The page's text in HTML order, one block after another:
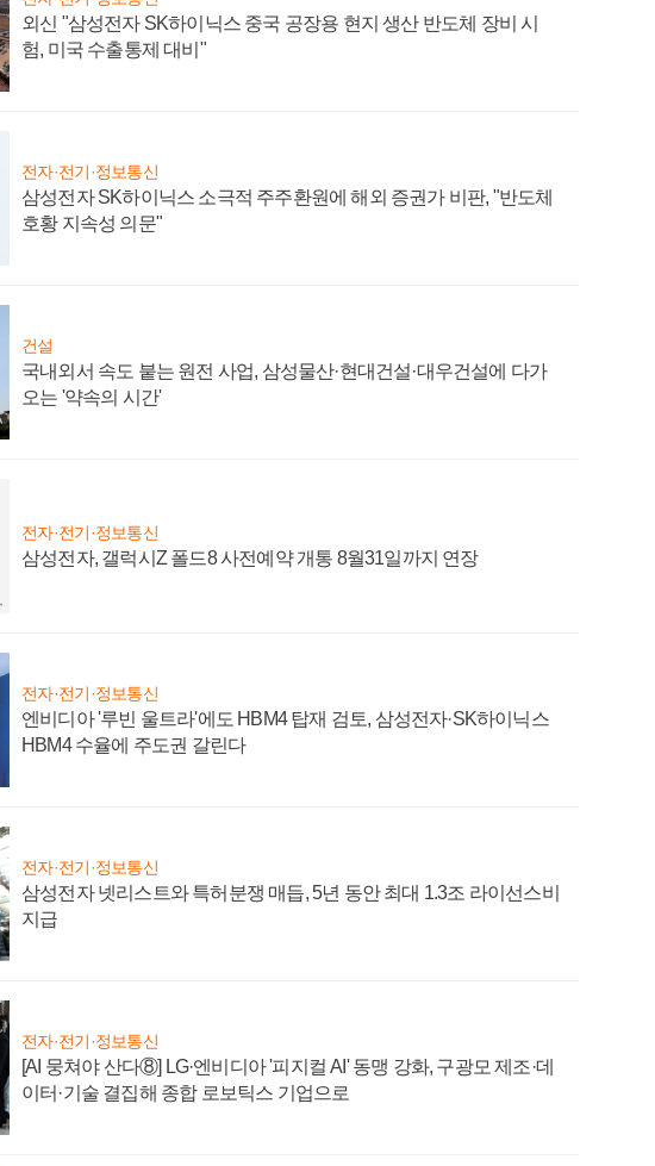
외신 "삼성전자 SK하이닉스 중국 공장용 현지 생산 반도체 장비 시
험, 미국 수출통제 대비"
전자·전기·정보통신
삼성전자 SK하이닉스 소극적 주주환원에 해외 증권가 비판, "반도체
호황 지속성 의문"
건설
국내외서 속도 붙는 원전 사업, 삼성물산·현대건설·대우건설에 다가
오는 '약속의 시간'
전자·전기·정보통신
삼성전자, 갤럭시Z 폴드8 사전예약 개통 8월31일까지 연장
전자·전기·정보통신
엔비디아 '루빈 울트라'에도 HBM4 탑재 검토, 삼성전자·SK하이닉스
HBM4 수율에 주도권 갈린다
전자·전기·정보통신
삼성전자 넷리스트와 특허분쟁 매듭, 5년 동안 최대 1.3조 라이선스비
지급
전자·전기·정보통신
[AI 뭉쳐야 산다⑧] LG·엔비디아 '피지컬 AI' 동맹 강화, 구광모 제조·데
이터·기술 결집해 종합 로보틱스 기업으로